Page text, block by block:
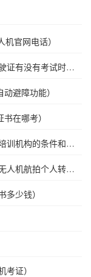
官网电话）
证有没有考试时
避障功能）
在哪考）
训机构的条件和要
人机航拍个人转
少钱）
证）